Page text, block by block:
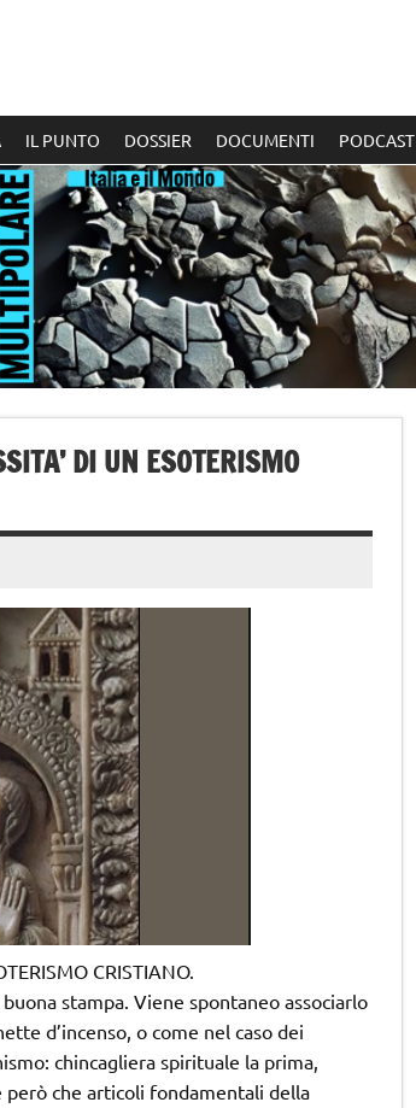
IL PUNTO DOSSIER DOCUMENTI PODCAST
DI UN ESOTERISMO
CRISTIANO.
stampa. Viene spontaneo associarlo
d’incenso, o come nel caso dei
chincagliera spirituale la prima,
però che articoli fondamentali della